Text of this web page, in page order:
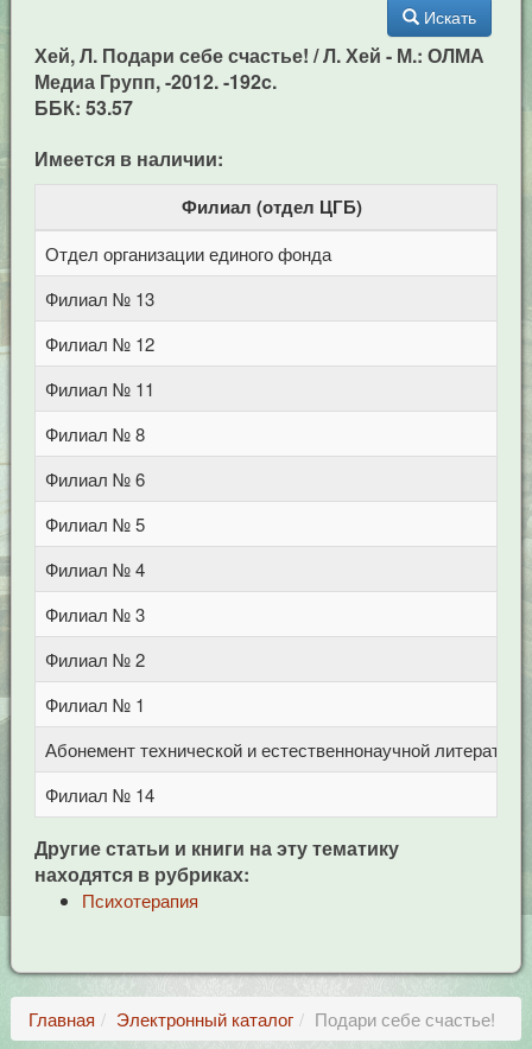
Искать
Хей, Л. Подари себе счастье! / Л. Хей - М.: ОЛМА
Медиа Групп, -2012. -192c.
ББК: 53.57
Имеется в наличии:
Филиал (отдел ЦГБ)
Отдел организации единого фонда
Филиал № 13
Филиал № 12
Филиал № 11
Филиал № 8
Филиал № 6
Филиал № 5
Филиал № 4
Филиал № 3
Филиал № 2
Филиал № 1
Абонемент технической и естественнонаучной литерат
Филиал № 14
Другие статьи и книги на эту тематику
находятся в рубриках:
Психотерапия
Главная Электронный каталог Подари себе счастье!